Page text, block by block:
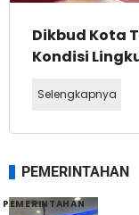
Dikbud Kota
Kondisi
Selengkapnya
PEMERINTAHAN
PEMERINTAHAN